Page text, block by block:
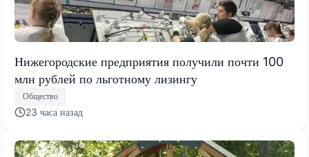
Нижегородские предприятия получили почти 100
млн рублей по льготному лизингу
Общество
23 часа назад